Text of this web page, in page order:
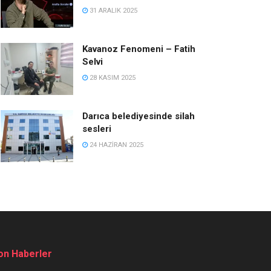
31 ARALIK 2025
Kavanoz Fenomeni – Fatih
Selvi
28 KASIM 2025
Darıca belediyesinde silah
sesleri
24 HAZIRAN 2025
Haberler